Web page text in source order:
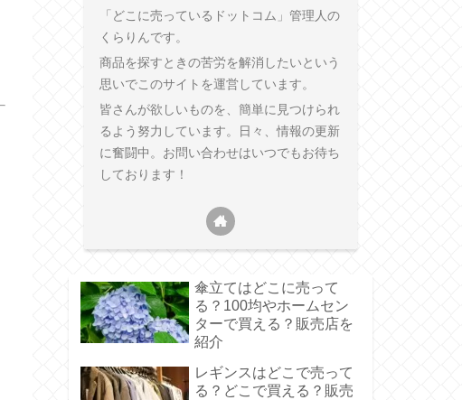
「どこに売っているドットコム」管理人の
くらりんです。
商品を探すときの苦労を解消したいという
思いでこのサイトを運営しています。
皆さんが欲しいものを、簡単に見つけられ
るよう努力しています。日々、情報の更新
に奮闘中。お問い合わせはいつでもお待ち
しております！
傘立てはどこに売って
る？100均やホームセン
ターで買える？販売店を
紹介
レギンスはどこで売って
る？どこで買える？販売